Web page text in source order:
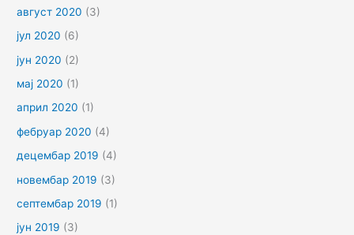
август 2020 (3)
јул 2020 (6)
јун 2020 (2)
мај 2020 (1)
април 2020 (1)
фебруар 2020 (4)
децембар 2019 (4)
новембар 2019 (3)
септембар 2019 (1)
јун 2019 (3)